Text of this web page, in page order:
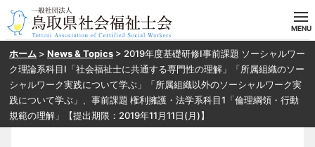
ホーム
当会の概要
目指す方へ
ホーム > News & Topics > 2019年度基礎研修Ⅰ事前課題 ソーシャルワー
ク理論系科目Ⅰ「社会福祉士に共通する専門性の理解」「所属組織のソー
シャルワーク実践について学ぶ」「所属組織以外のソーシャルワーク実
践について学ぶ」、事前課題 権利擁護・法学系科目1「倫理綱領・行動
規範の理解」【提出期限：2019年11月11日(月)】